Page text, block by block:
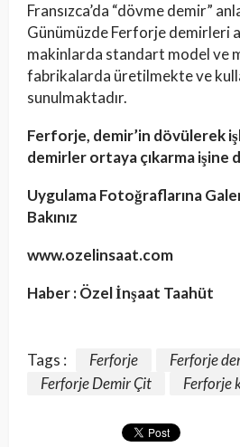
Fransızca’da “dövme demir”
Günümüzde Ferforje demirleri
makinlarda standart model ve
fabrikalarda üretilmekte ve
sunulmaktadır.
Ferforje, demir’in dövülerek
demirler ortaya çıkarma işine
Uygulama Fotoğraflarına
Bakınız
www.ozelinsaat.com
Haber : Özel İnşaat Taahüt
Tags : Ferforje
Ferforje
Ferforje Demir Çit
Ferforje